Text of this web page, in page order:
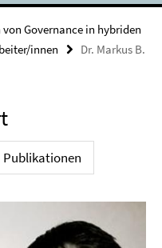
Governance in hybriden
innen
Dr. Markus B.
Publikationen